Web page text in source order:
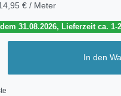
€ / Meter
31.08.2026, Lieferzeit ca. 1-
In den